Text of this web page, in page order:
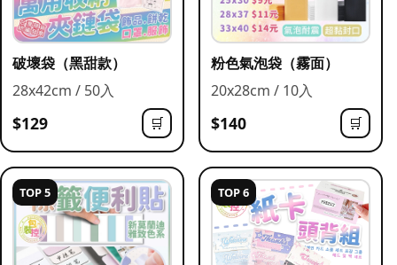
破壞袋（黑甜款）
28x42cm / 50入
$129 🛒
粉色氣泡袋（霧面）
20x28cm / 10入
$140 🛒
TOP 5 TOP 6